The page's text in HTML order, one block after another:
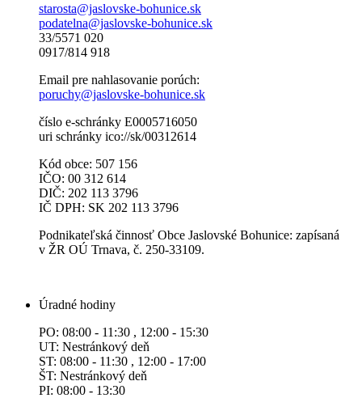
starosta@jaslovske-bohunice.sk
podatelna@jaslovske-bohunice.sk
33/5571 020
0917/814 918
Email pre nahlasovanie porúch:
poruchy@jaslovske-bohunice.sk
číslo e-schránky E0005716050
uri schránky ico://sk/00312614
Kód obce: 507 156
IČO: 00 312 614
DIČ: 202 113 3796
IČ DPH: SK 202 113 3796
Podnikateľská činnosť Obce Jaslovské Bohunice: zapísaná
v ŽR OÚ Trnava, č. 250-33109.
Úradné hodiny
PO: 08:00 - 11:30 , 12:00 - 15:30
UT: Nestránkový deň
ST: 08:00 - 11:30 , 12:00 - 17:00
ŠT: Nestránkový deň
PI: 08:00 - 13:30